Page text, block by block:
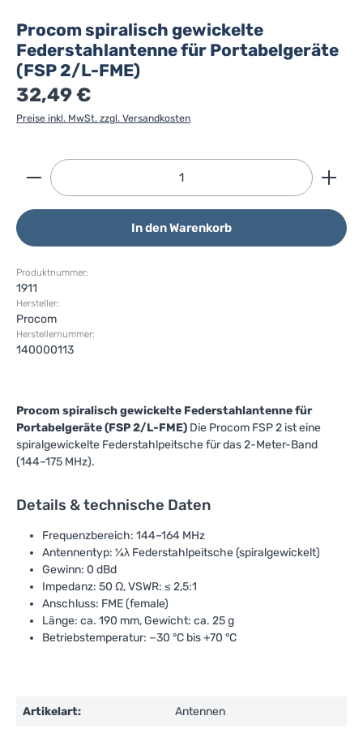
Procom spiralisch gewickelte
Federstahlantenne für Portabelgeräte
(FSP 2/L-FME)
32,49 €
Preise inkl. MwSt. zzgl. Versandkosten
Produkt Anzahl: Gib den gewünschten Wert ein
In den Warenkorb
Produktnummer:
1911
Hersteller:
Procom
Herstellernummer:
140000113
Procom spiralisch gewickelte Federstahlantenne für
Portabelgeräte (FSP 2/L-FME) Die Procom FSP 2 ist eine
spiralgewickelte Federstahlpeitsche für das 2-Meter-Band
(144–175 MHz).
Details & technische Daten
Frequenzbereich: 144–164 MHz
Antennentyp: ¼λ Federstahlpeitsche (spiralgewickelt)
Gewinn: 0 dBd
Impedanz: 50 Ω, VSWR: ≤ 2,5:1
Anschluss: FME (female)
Länge: ca. 190 mm, Gewicht: ca. 25 g
Betriebstemperatur: −30 °C bis +70 °C
Artikelart: Antennen